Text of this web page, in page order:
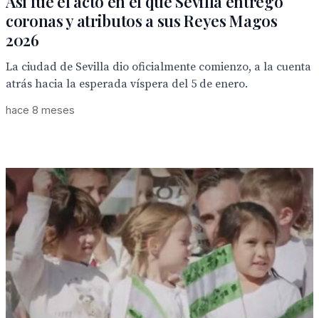
coronas y atributos a sus Reyes Magos
2026
La ciudad de Sevilla dio oficialmente comienzo, a la cuenta
atrás hacia la esperada víspera del 5 de enero.
hace 8 meses